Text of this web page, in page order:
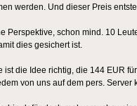
werden. Und dieser Preis
Perspektive, schon mind. 10
dies gesichert ist.
ist die Idee richtig, die 144 EUR
von uns auf dem pers. Server